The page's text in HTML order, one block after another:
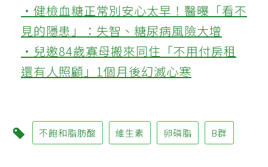
‧健檢血糖正常別安心太早！醫曝「看不
見的隱患」：失智、糖尿病風險大增
‧兒邀84歲寡母搬來同住「不用付房租
還有人照顧」1個月後幻滅心寒
不飽和脂肪酸 維生素 卵磷脂 B群